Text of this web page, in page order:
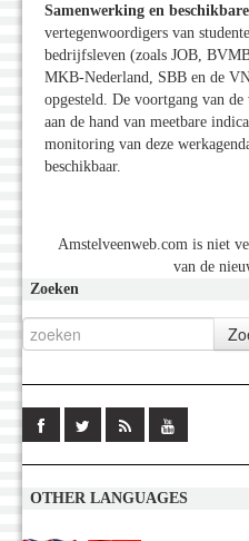
Samenwerking en
vertegenwoordigers van
bedrijfsleven (zoals JOB,
MKB-Nederland, SBB en de
opgesteld. De voortgang van
aan de hand van meetbare
monitoring van deze
beschikbaar.
Amstelveenweb.com is niet
van de
Zoeken
OTHER LANGUAGES